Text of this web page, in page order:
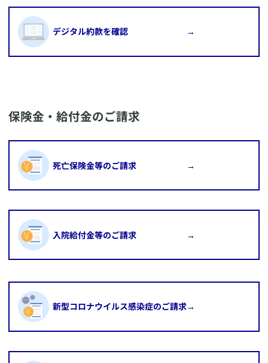
​デジタル約款を確認 →
​保険金・給付金のご請求
​死亡保険金等のご請求 →
​入院給付金等のご請求 →
​新型コロナウイルス感染症のご請求→